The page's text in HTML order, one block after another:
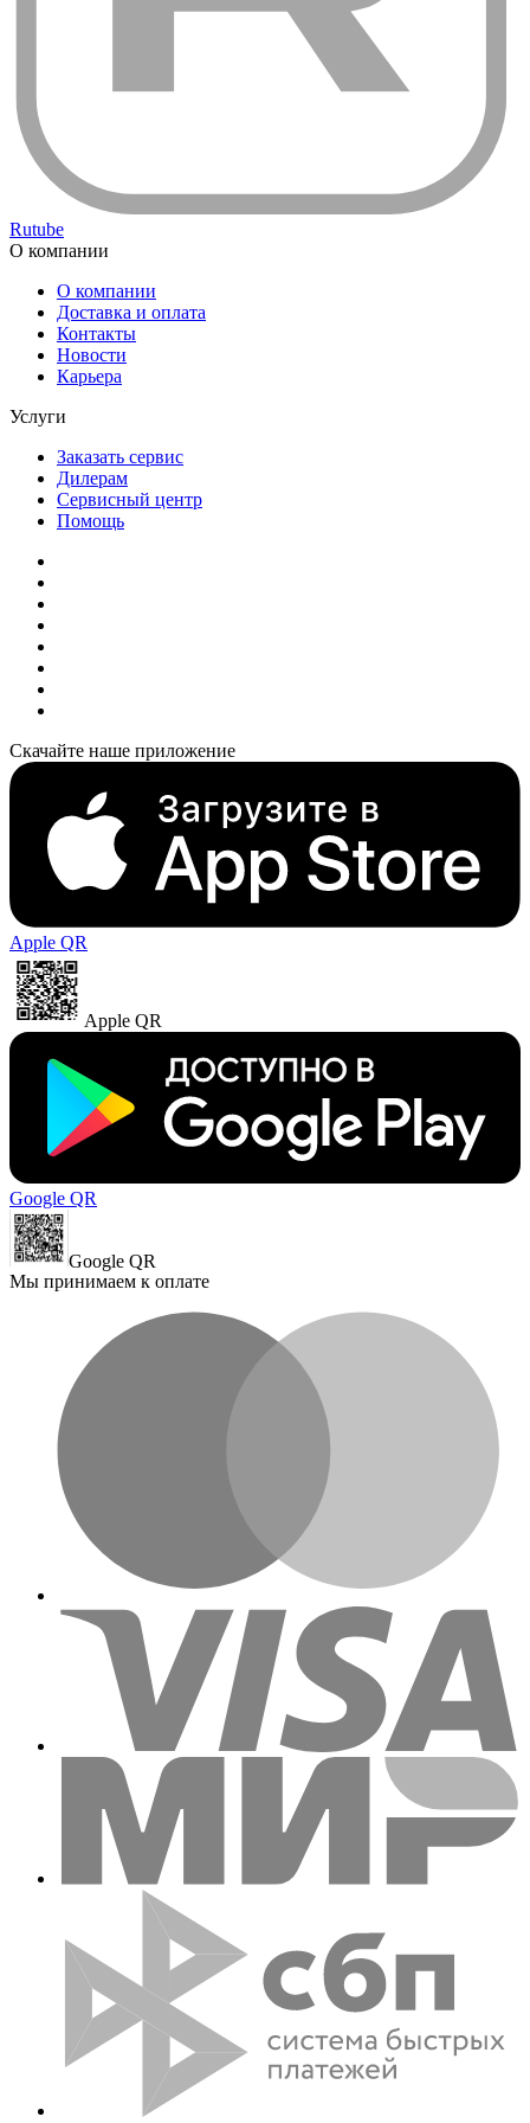
Rutube
О компании
О компании
Доставка и оплата
Контакты
Новости
Карьера
Услуги
Заказать сервис
Дилерам
Сервисный центр
Помощь
Скачайте наше приложение
Apple QR
Apple QR
Google QR
Google QR
Мы принимаем к оплате